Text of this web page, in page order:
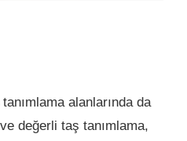
alanlarında da
değerli taş tanımlama,